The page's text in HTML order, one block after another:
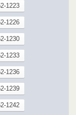
1223
1226
1230
1233
1236
1239
1242